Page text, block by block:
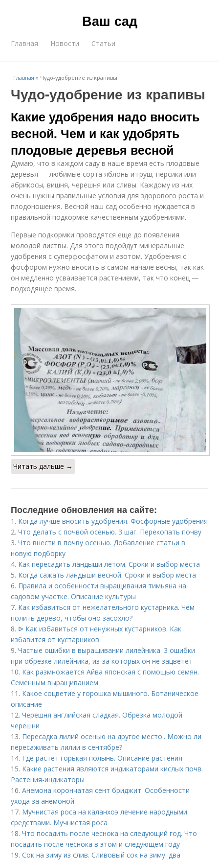
Ваш сад
Главная Новости Статьи
Главная » Чудо-удобрение из крапивы
Чудо-удобрение из крапивы
Какие удобрения надо вносить
весной. Чем и как удобрять
плодовые деревья весной
Думаю, что в каждом саду в наше время есть плодовые
деревья — любимые сорта яблонь и груш, персики или
абрикосы, вишня, черешня или сливы. Каждому из них
очень нужны правильные условия для здорового роста и
плодоношения. Весной наш сад особенно нуждается в
правильной подкормке качественным удобрениями.
Первые подкормки проводятся еще до появления
молодой листвы. Для этого подойдут минеральные
удобрения с суперфосфатом и азотом. Удобрения с
фосфором нужно вносить в самом начале весны, так как
он медленно усваивается растениеми, так что конец —
подходящее время.
Читать дальше →
Последние обновления на сайте:
1. Когда лучше вносить удобрения. Фосфорные удобрения
2.Что делать с почвой осенью. 3 шаг. Перекопать почву
3.Что внести в почву осенью. Добавление статьи в
новую подборку
4. Как пересадить ландыши летом. Сроки и выбор места
5. Когда сажать ландыши весной. Сроки и выбор места
6. Правила и особенности выращивания тимьяна на
садовом участке. Описание культуры
7. Как избавиться от нежелательного кустарника. Чем
полить дерево, чтобы оно засохло?
8. ᐉ Как избавиться от ненужных кустарников. Как
избавится от кустарников
9.Частые ошибки в выращивании лилейника. 3 ошибки
при обрезке лилейника, из-за которых он не зацветет
10. Как размножается Айва японская с помощью семян.
Семенным выращиванием
11. Какое соцветие у горошка мышиного. Ботаническое
описание
12.Черешня английская сладкая. Обрезка молодой
черешни
13. Пересадка лилий осенью на другое место.. Можно ли
пересаживать лилии в сентябре?
14. Где растет горькая полынь. Описание растения
15. Какие растения являются индикаторами кислых почв.
Растения-индикаторы
16.Анемона корончатая сент бриджит. Особенности
ухода за анемоной
17. Мучнистая роса на каланхоэ лечение народными
средствами. Мучнистая роса
18.Что посадить после чеснока на следующий год. Что
посадить после чеснока в этом и следующем году
19.Сок на зиму из слив. Сливовый сок на зиму: два